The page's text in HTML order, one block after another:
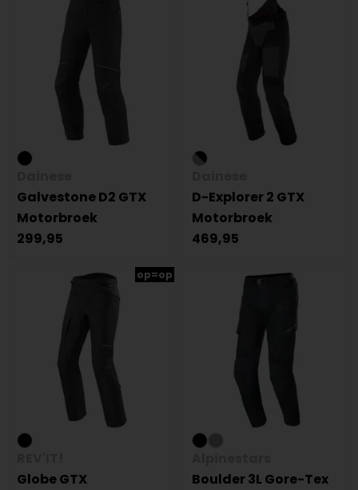
Galvestone D2 GTX
Motorbroek
299,95
D-Explorer 2 GTX
Motorbroek
469,95
op=op
Globe GTX
Boulder 3L Gore-Tex